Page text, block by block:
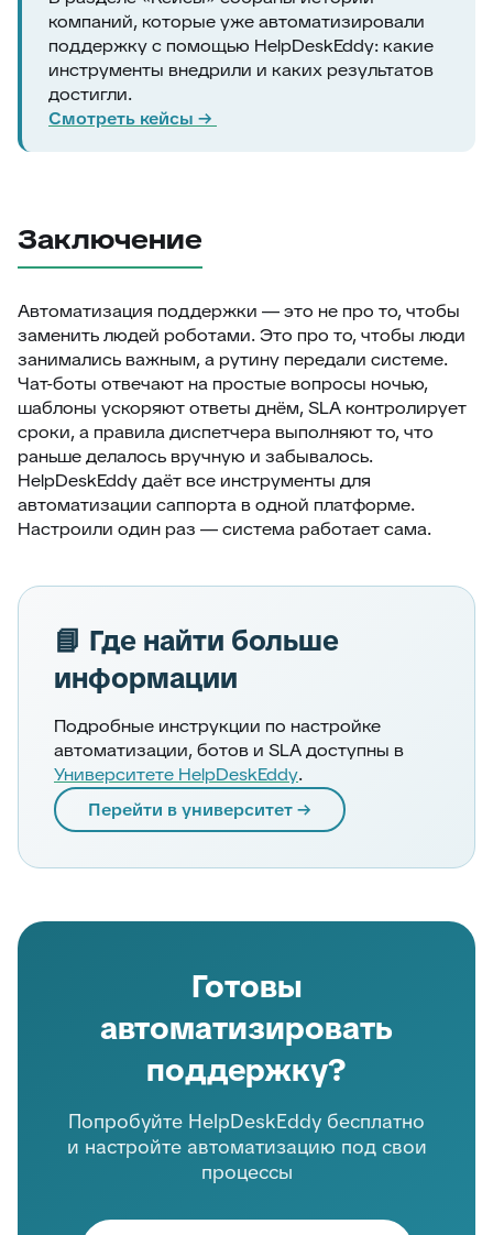
компаний, которые уже автоматизировали
поддержку с помощью HelpDeskEddy: какие
инструменты внедрили и каких результатов
достигли.
Смотреть кейсы →
Заключение
Автоматизация поддержки — это не про то, чтобы
заменить людей роботами. Это про то, чтобы люди
занимались важным, а рутину передали системе.
Чат-боты отвечают на простые вопросы ночью,
шаблоны ускоряют ответы днём, SLA контролирует
сроки, а правила диспетчера выполняют то, что
раньше делалось вручную и забывалось.
HelpDeskEddy даёт все инструменты для
автоматизации саппорта в одной платформе.
Настроили один раз — система работает сама.
📘 Где найти больше
информации
Подробные инструкции по настройке
автоматизации, ботов и SLA доступны в
Университете HelpDeskEddy.
Перейти в университет →
Готовы
автоматизировать
поддержку?
Попробуйте HelpDeskEddy бесплатно
и настройте автоматизацию под свои
процессы